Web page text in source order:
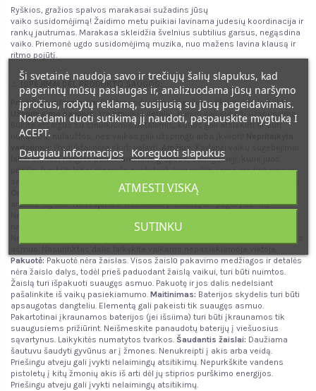
Ryškios, gražios spalvos marakasai sužadins jūsų
vaiko susidomėjimą! Žaidimo metu puikiai lavinama judesių koordinacija ir
rankų jautrumas. Marakasa skleidžia švelnius subtilius garsus, negąsdina
vaiko. Priemonė ugdo susidomėjimą muzika, nuo mažens lavina klausą ir
ritmo pojūtį.
ĮSPĖJIMAI DĖL PRODUKTO SAUGOS:
Priežiūros informacija:Rekomenduojama reguliariai tikrinti žaislo būklę.
Užspringimo pavojus:
Yra smulkių detalių, kurios gali sukelti užspringimą.
Būkite atsargūs su smulkiomis detalėmis, kurios gali atsiskirti ar būti
nukąstos, nulaužtos, nes vaikas gali užspringti arba įkvėpti!
vartojimui:
Produktai nėra skirti valgyti. Amžius:
Kadangi vaikų sugebėjimai
labai skiriasi netgi to paties amžiaus grupėse, suaugusieji, kurie juos
prižiūri, turi būti labai atsargūs nustatant, kuri veikla jiems yra tinkama ir
saugi. Naudoti prižiūrint suaugusiesiems. Netinka vaikams iki 36 mėnesių.
Nelaikykite produkto ekstremaliomis oro sąlygomis
ar šalia ugnies.Naudojimas:Naudokite produktą tik pagal paskirtį.
naudojamas, kad būtų išvengta mušimo, kad būtų išvengta žalos.
Pakuotė:Pakuotė nėra žaislas. Visos žaislо pakavimo medžiagos ir detalės
nėra žaislo dalys, todėl prieš paduodant žaislą vaikui, turi būti nuimtos.
Žaislą turi išpakuoti suaugęs asmuo. Pakuotę ir jos dalis nedelsiant
pašalinkite iš vaikų pasiekiamumo. Maitinimas: Baterijos skydelis turi būti
apsaugotas dangteliu. Elementą gali pakeisti tik suaugęs asmuo.
Pakartotinai įkraunamos baterijos (jei išsiima) turi būti įkraunamos tik
suaugusiems prižiūrint. Neišmeskite panaudotų baterijų į viešuosius
sąvartynus. Laikykitės numatytos tvarkos. Šaudantis žaislai: Daužiama
šautuvu šaudyti gyvūnus ar į žmones. Nenukreipti į akis arba veidą.
Priešingu atveju gali įvykti nelaimingų atsitikimų. Nepurkškite vandens
pistoletų į kitų žmonių akis iš arti dėl jų stiprios purškimo energijos.
Priešingu atveju gali įvykti nelaimingų atsitikimų.
Ši svetainė naudoja savo ir trečiųjų šalių slapukus, kad
pagerintų mūsų paslaugas ir, analizuodama jūsų naršymo
įpročius, rodytų reklamą, susijusią su jūsų pageidavimais.
Norėdami duoti sutikimą jį naudoti, paspauskite mygtuką I
ACEPT.
Daugiau informacijos Koreguoti slapukus
ATMESTI VISKĄ
SUTINKU